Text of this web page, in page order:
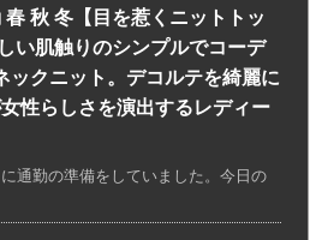
春 秋 冬【目を惹くニットトッ
い肌触りのシンプルでコーデ
ックニット。デコルテを綺麗に
性らしさを演出するレディー
通勤の準備をしていました。今日の